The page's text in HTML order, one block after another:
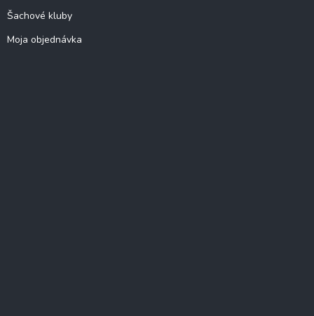
Šachové kluby
Moja objednávka